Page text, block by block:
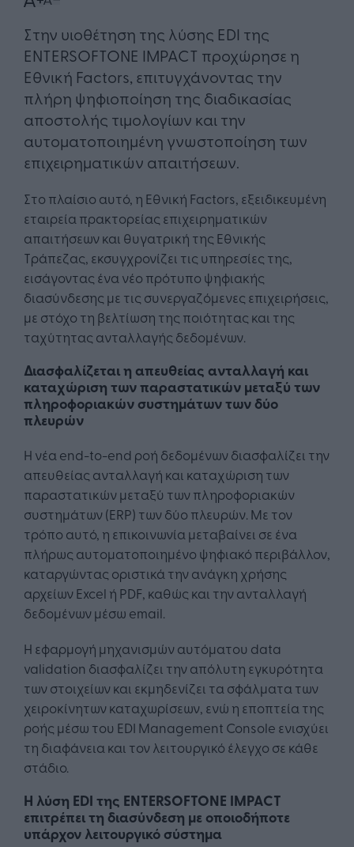
Στην υιοθέτηση της λύσης EDI της
ENTERSOFTONE IMPACT προχώρησε η
Εθνική Factors, επιτυγχάνοντας την
πλήρη ψηφιοποίηση της διαδικασίας
αποστολής τιμολογίων και την
αυτοματοποιημένη γνωστοποίηση των
επιχειρηματικών απαιτήσεων.
Στο πλαίσιο αυτό, η Εθνική Factors, εξειδικευμένη
εταιρεία πρακτορείας επιχειρηματικών
απαιτήσεων και θυγατρική της Εθνικής
Τράπεζας, εκσυγχρονίζει τις υπηρεσίες της,
εισάγοντας ένα νέο πρότυπο ψηφιακής
διασύνδεσης με τις συνεργαζόμενες επιχειρήσεις,
με στόχο τη βελτίωση της ποιότητας και της
ταχύτητας ανταλλαγής δεδομένων.
Διασφαλίζεται η απευθείας ανταλλαγή και
καταχώριση των παραστατικών μεταξύ των
πληροφοριακών συστημάτων των δύο
πλευρών
Η νέα end-to-end ροή δεδομένων διασφαλίζει την
απευθείας ανταλλαγή και καταχώριση των
παραστατικών μεταξύ των πληροφοριακών
συστημάτων (ERP) των δύο πλευρών. Με τον
τρόπο αυτό, η επικοινωνία μεταβαίνει σε ένα
πλήρως αυτοματοποιημένο ψηφιακό περιβάλλον,
καταργώντας οριστικά την ανάγκη χρήσης
αρχείων Excel ή PDF, καθώς και την ανταλλαγή
δεδομένων μέσω email.
Η εφαρμογή μηχανισμών αυτόματου data
validation διασφαλίζει την απόλυτη εγκυρότητα
των στοιχείων και εκμηδενίζει τα σφάλματα των
χειροκίνητων καταχωρίσεων, ενώ η εποπτεία της
ροής μέσω του EDI Management Console ενισχύει
τη διαφάνεια και τον λειτουργικό έλεγχο σε κάθε
στάδιο.
Η λύση EDI της ENTERSOFTONE IMPACT
επιτρέπει τη διασύνδεση με οποιοδήποτε
υπάρχον λειτουργικό σύστημα